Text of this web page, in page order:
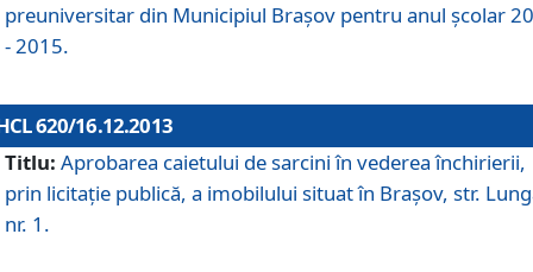
preuniversitar din Municipiul Braşov pentru anul şcolar
- 2015.
620/16.12.2013
Titlu: Aprobarea caietului de sarcini în vederea închirierii,
prin licitaţie publică, a imobilului situat în Braşov, str.
nr. 1.